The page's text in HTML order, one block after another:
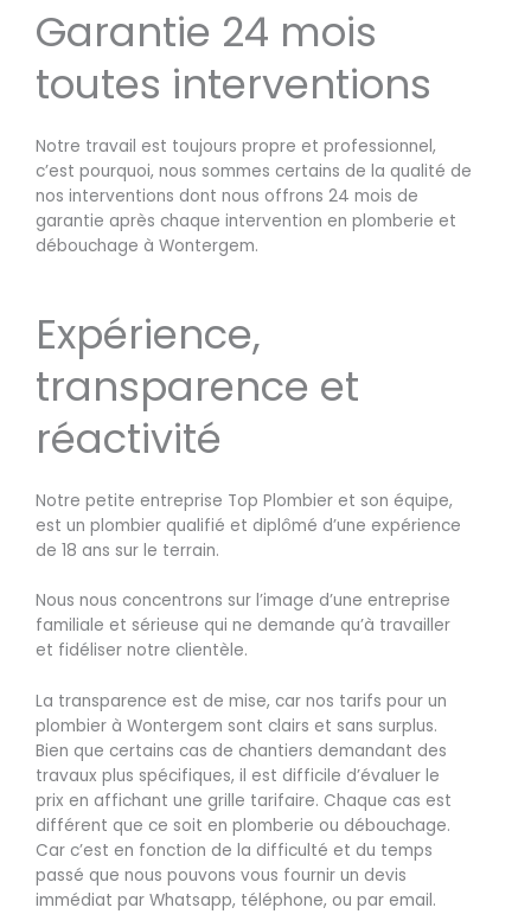
Garantie 24 mois
toutes interventions
Notre travail est toujours propre et professionnel,
c’est pourquoi, nous sommes certains de la qualité de
nos interventions dont nous offrons 24 mois de
garantie après chaque intervention en plomberie et
débouchage à Wontergem.
Expérience,
transparence et
réactivité
Notre petite entreprise Top Plombier et son équipe,
est un plombier qualifié et diplômé d’une expérience
de 18 ans sur le terrain.
Nous nous concentrons sur l’image d’une entreprise
familiale et sérieuse qui ne demande qu’à travailler
et fidéliser notre clientèle.
La transparence est de mise, car nos tarifs pour un
plombier à Wontergem sont clairs et sans surplus.
Bien que certains cas de chantiers demandant des
travaux plus spécifiques, il est difficile d’évaluer le
prix en affichant une grille tarifaire. Chaque cas est
différent que ce soit en plomberie ou débouchage.
Car c’est en fonction de la difficulté et du temps
passé que nous pouvons vous fournir un devis
immédiat par Whatsapp, téléphone, ou par email.